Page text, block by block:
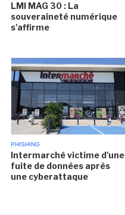
LMI MAG 30 : La
souveraineté numérique
s'affirme
PHISHING
Intermarché victime d'une
fuite de données après
une cyberattaque